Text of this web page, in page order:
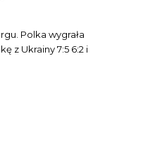
Polka wygrała
z Ukrainy 7:5 6:2 i